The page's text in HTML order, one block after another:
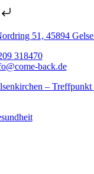
51, 45894
318470
back.de